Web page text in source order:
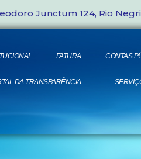
Junctum 124, Rio
FATURA CONTAS
DA TRANSPARÊNCIA